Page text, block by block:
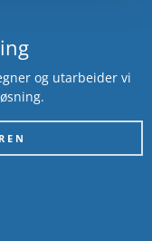
og utarbeider vi